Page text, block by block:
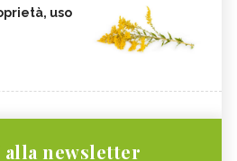
uso
newsletter